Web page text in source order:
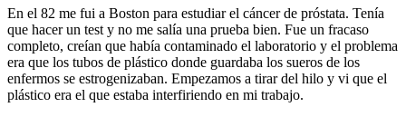
En el 82 me fui a Boston para estudiar el cáncer de próstata. Tenía
que hacer un test y no me salía una prueba bien. Fue un fracaso
completo, creían que había contaminado el laboratorio y el problema
era que los tubos de plástico donde guardaba los sueros de los
enfermos se estrogenizaban. Empezamos a tirar del hilo y vi que el
plástico era el que estaba interfiriendo en mi trabajo.